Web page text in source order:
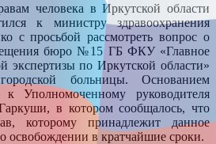
человека в Иркутской области
к министру здравоохранения
с просьбой рассмотреть вопрос о
бюро №15 ГБ ФКУ «Главное
экспертизы по Иркутской области»
больницы. Основанием
Уполномоченному руководителя
в котором сообщалось, что
которому принадлежит данное
освобождении в кратчайшие сроки.